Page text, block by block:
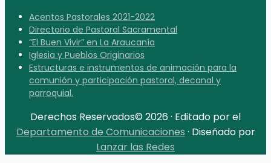
Acentos Pastorales 2021-2022
Directorio de Pastoral Sacramental
“El Buen Vivir” en La Araucanía
Iglesia y Pueblos Originarios
Estructuras e instrumentos de animación para la
comunión y participación pastoral, decanal y
parroquial.
Derechos Reservados© 2026 · Editado por el
Departamento de Comunicaciones · Diseñado por
Lanzar las Redes